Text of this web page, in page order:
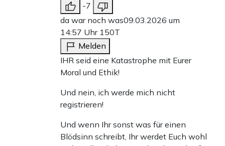
-7
da war noch was09.03.2026 um
14:57 Uhr 150T
Melden
IHR seid eine Katastrophe mit Eurer
Moral und Ethik!
Und nein, ich werde mich nicht
registrieren!
Und wenn Ihr sonst was für einen
Blödsinn schreibt, Ihr werdet Euch wohl